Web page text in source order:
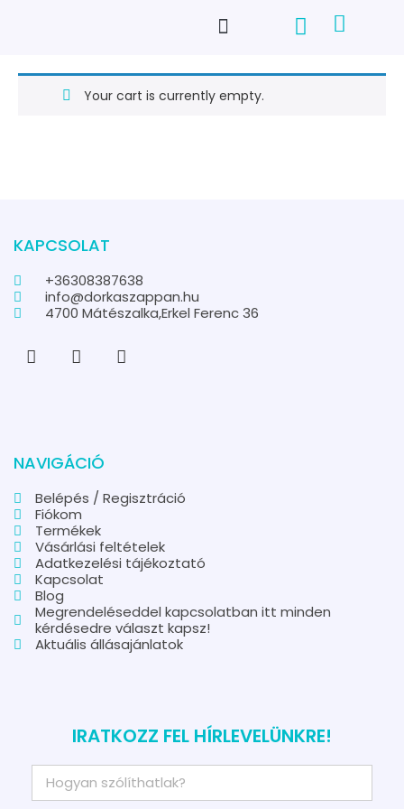
Your cart is currently empty.
KAPCSOLAT
+36308387638
info@dorkaszappan.hu
4700 Mátészalka,Erkel Ferenc 36
NAVIGÁCIÓ
Belépés / Regisztráció
Fiókom
Termékek
Vásárlási feltételek
Adatkezelési tájékoztató
Kapcsolat
Blog
Megrendeléseddel kapcsolatban itt minden
kérdésedre választ kapsz!
Aktuális állásajánlatok
IRATKOZZ FEL HÍRLEVELÜNKRE!